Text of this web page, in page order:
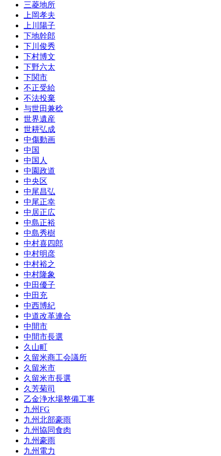
三菱地所
上岡孝夫
上川陽子
下地幹郎
下川俊秀
下村博文
下野六太
下関市
不正受給
不法投棄
与世田兼稔
世界遺産
世耕弘成
中傷動画
中国
中国人
中園政道
中央区
中尾昌弘
中尾正幸
中居正広
中島正裕
中島秀樹
中村喜四郎
中村明彦
中村裕之
中村隆象
中田優子
中田充
中西博紀
中道改革連合
中間市
中間市長選
久山町
久留米商工会議所
久留米市
久留米市長選
久芳菊司
乙金浄水場整備工事
九州FG
九州北部豪雨
九州協同食肉
九州豪雨
九州電力